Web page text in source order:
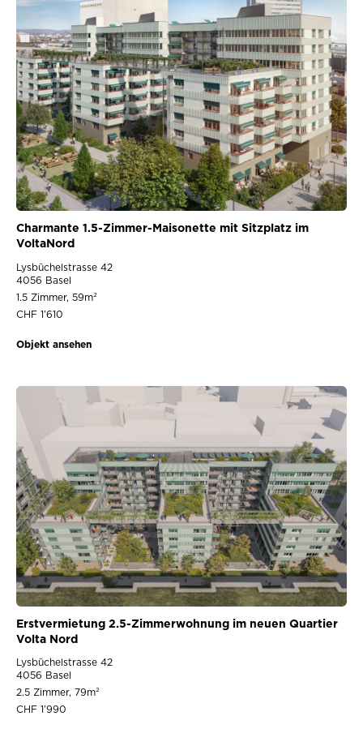
Charmante 1.5-Zimmer-Maisonette mit Sitzplatz im
VoltaNord
Lysbüchelstrasse 42
4056 Basel
1.5 Zimmer, 59m²
CHF 1’610
Objekt ansehen
Erstvermietung 2.5-Zimmerwohnung im neuen Quartier
Volta Nord
Lysbüchelstrasse 42
4056 Basel
2.5 Zimmer, 79m²
CHF 1’990